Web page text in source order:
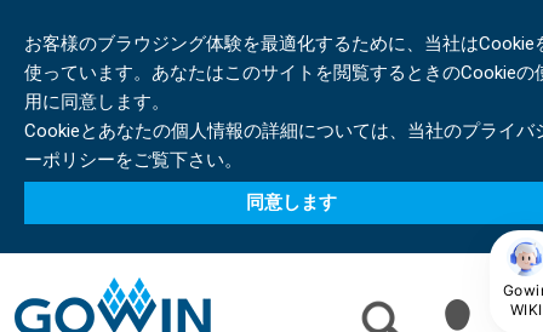
お客様のブラウジング体験を最適化するために、当社はCookie
使っています。あなたはこのサイトを閲覧するときのCookieの
用に同意します。
Cookieとあなたの個人情報の詳細については、当社のプライバ
ーポリシーをご覧下さい。
同意します
WIKI